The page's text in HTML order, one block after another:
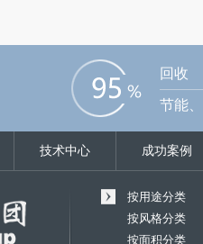
回收
节能
技术中心 成功案例
按用途分类
按风格分类
按面积分类